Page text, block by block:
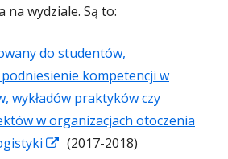
na wydziale. Są to:
do studentów,
kompetencji w
wykładów praktyków czy
w organizacjach otoczenia
Strona
(2017-2018)